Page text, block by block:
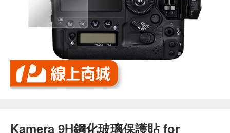
Kamera 9H鋼化玻璃保護貼 for